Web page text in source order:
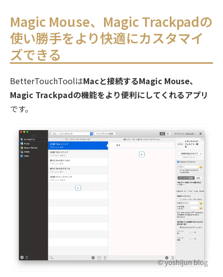
Magic Mouse、Magic Trackpadの
使い勝手をより快適にカスタマイ
ズできる
BetterTouchToolはMacと接続するMagic Mouse、
Magic Trackpadの機能をより便利にしてくれるアプリ
です。